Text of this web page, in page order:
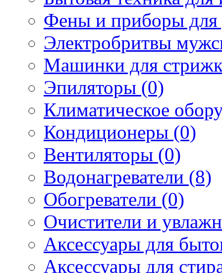
Фены и приборы для
Электробритвы
Машинки для
Эпиляторы (0)
Климатическое
Кондиционеры (0)
Вентиляторы (0)
Водонагреватели (8)
Обогреватели (0)
Очистители и
Аксессуары для
Аксессуары для